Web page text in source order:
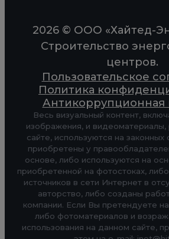
2026 © ООО «Хайтед-
Строительство
центров.
Пользовательское
Политика
Антикоррупционная
Весь визуальный контент,
изображения, и
сайте, используются на законных
приобретены у
основе, либо используются на
приобретенной на фотостоках,
источников в сети Интернет в
авторство, либо созданы
компании. Если Вы претендуете
либо фотоматериалов и
использования на данном сайте,